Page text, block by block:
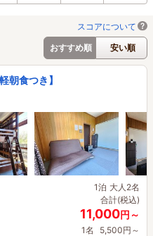
スコアについて
おすすめ順
安い順
朝食つき】
1泊 大人2名
合計(税込)
11,000円～
1名 5,500円～